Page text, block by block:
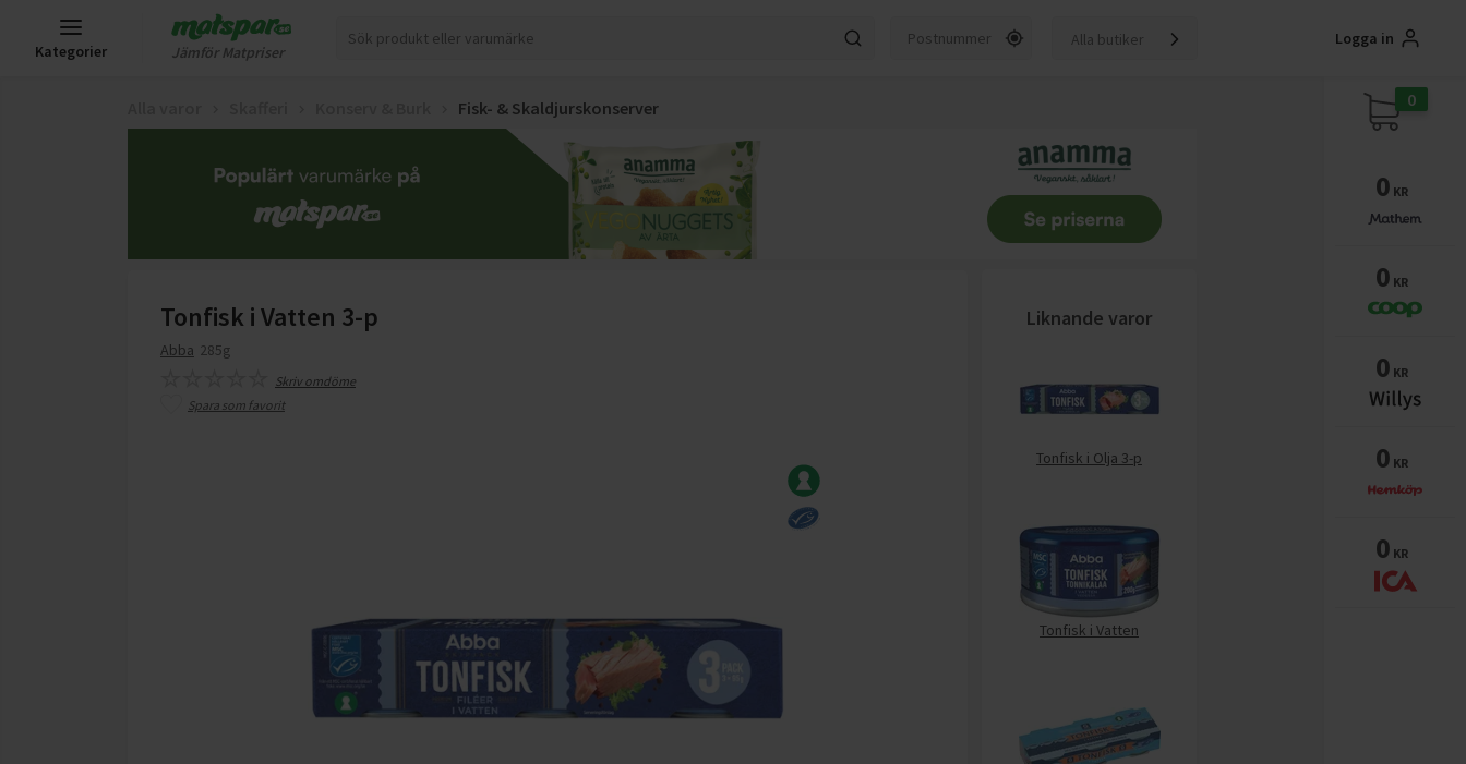
Kategorier Jämför Matpriser
Alla butiker Logga in
Fisk- & Skaldjurskonserver
Tonfisk i Vatten 3-p
Abba 285g
Skriv omdöme
Spara som favorit
Liknande varor
Tonfisk i Olja 3-p
Tonfisk i Vatten
0
0 KR
0 KR
0 KR
0 KR
0 KR